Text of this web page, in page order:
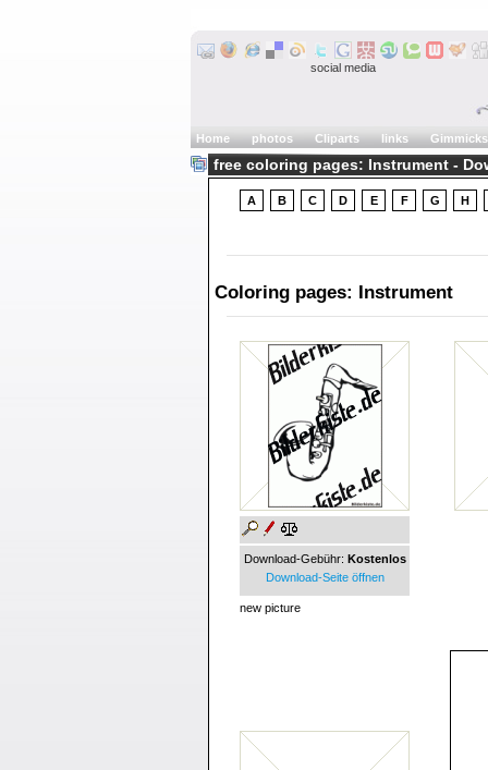
social media
Home photos Cliparts links Gimmicks
free coloring pages: Instrument -
A B C D E F G H
Coloring pages: Instrument
Download-Gebühr: Kostenlos
Download-Seite öffnen
new picture